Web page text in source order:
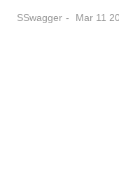
SSwagger Mar 11